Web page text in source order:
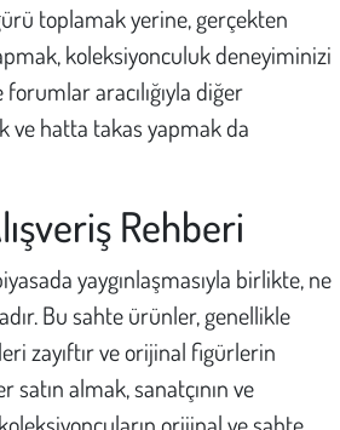
toplamak yerine, gerçekten
koleksiyonculuk deneyiminizi
aracılığıyla diğer
ve hatta takas yapmak da
Rehberi
yaygınlaşmasıyla birlikte, ne
Bu sahte ürünler, genellikle
zayıftır ve orijinal figürlerin
almak, sanatçının ve